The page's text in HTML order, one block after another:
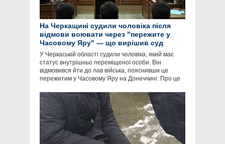
На Черкащині судили чоловіка після
відмови воювати через "пережите у
Часовому Яру" — що вирішив суд
У Черкаській області судили чоловіка, який має
статус внутрішньо переміщеної особи. Він
відмовився йти до лав війська, пояснивши це
пережитим у Часовому Яру на Донеччині. Про це